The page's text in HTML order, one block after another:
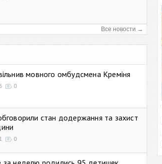
Все новости →
мовного омбудсмена Креміня
0
стан додержання та захист
0